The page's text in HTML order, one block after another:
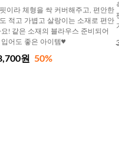
이라 체형을 싹 커버해주고, 편안한
적고 가볍고 살랑이는 소재로 편안
! 같은 소재의 블라우스 준비되어
어도 좋은 아이템♥
원 50%